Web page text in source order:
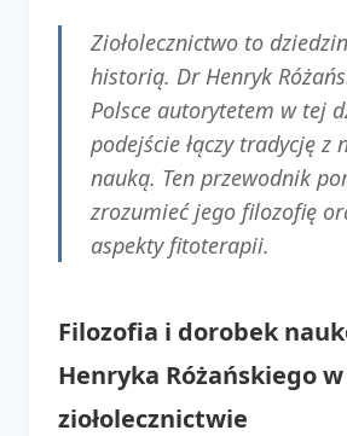
Ziołolecznictwo to
historią. Dr Henryk
Polsce autorytetem w tej
podejście łączy tradycję z
nauką. Ten przewodnik
zrozumieć jego filozofię
aspekty fitoterapii.
Filozofia i dorobek
Henryka Różańskiego w
ziołolecznictwie